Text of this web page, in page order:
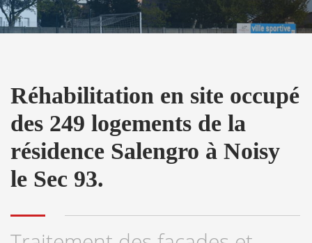
Réhabilitation en site occupé
des 249 logements de la
résidence Salengro à Noisy
le Sec 93.